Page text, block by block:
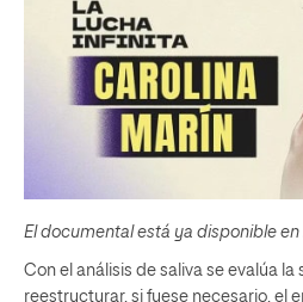
El documental está ya disponible
Con el análisis de saliva se evalúa
reestructurar, si fuese necesario, el